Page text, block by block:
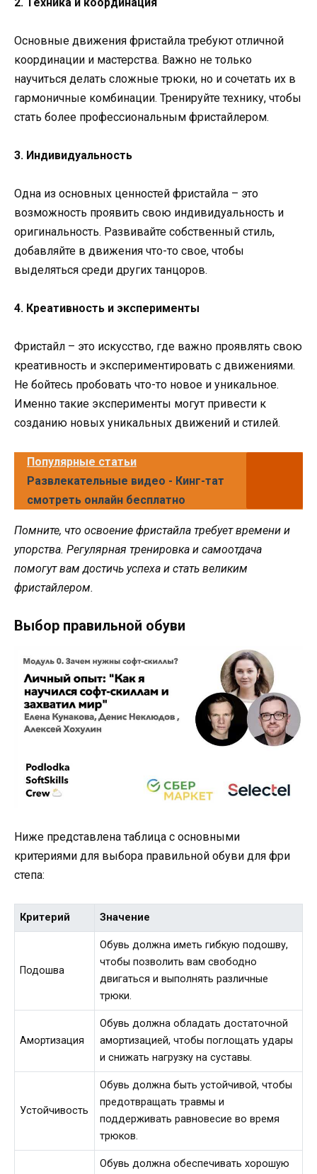
Основные движения фристайла требуют отличной
координации и мастерства. Важно не только
научиться делать сложные трюки, но и сочетать их в
гармоничные комбинации. Тренируйте технику, чтобы
стать более профессиональным фристайлером.
3. Индивидуальность
Одна из основных ценностей фристайла – это
возможность проявить свою индивидуальность и
оригинальность. Развивайте собственный стиль,
добавляйте в движения что-то свое, чтобы
выделяться среди других танцоров.
4. Креативность и эксперименты
Фристайл – это искусство, где важно проявлять свою
креативность и экспериментировать с движениями.
Не бойтесь пробовать что-то новое и уникальное.
Именно такие эксперименты могут привести к
созданию новых уникальных движений и стилей.
Популярные статьи
Развлекательные видео - Кинг-тат
смотреть онлайн бесплатно
Помните, что освоение фристайла требует времени и
упорства. Регулярная тренировка и самоотдача
помогут вам достичь успеха и стать великим
фристайлером.
Выбор правильной обуви
Ниже представлена таблица с основными
критериями для выбора правильной обуви для фри
степа:
Критерий Значение
Подошва
Обувь должна иметь гибкую подошву,
чтобы позволить вам свободно
двигаться и выполнять различные
трюки.
Амортизация
Обувь должна обладать достаточной
амортизацией, чтобы поглощать удары
и снижать нагрузку на суставы.
Устойчивость
Обувь должна быть устойчивой, чтобы
предотвращать травмы и
поддерживать равновесие во время
трюков.
Обувь должна обеспечивать хорошую